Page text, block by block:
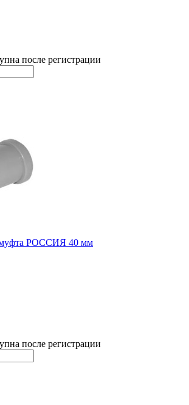
после регистрации
муфта РОССИЯ 40 мм
после регистрации